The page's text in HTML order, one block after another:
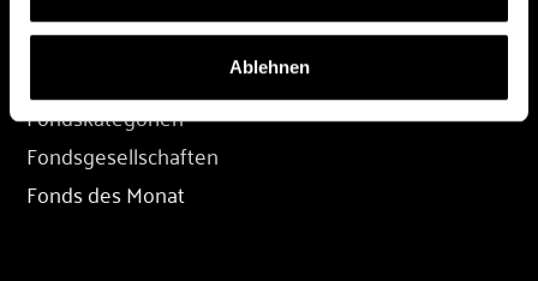
Ablehnen
FONDS
Fondskategorien
Fondsgesellschaften
Fonds des Monat